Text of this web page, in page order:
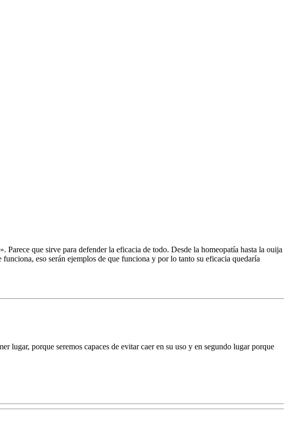
que sirve para defender la eficacia de todo. Desde la homeopatía hasta la ouija
eso serán ejemplos de que funciona y por lo tanto su eficacia quedaría
lugar, porque seremos capaces de evitar caer en su uso y en segundo lugar porque